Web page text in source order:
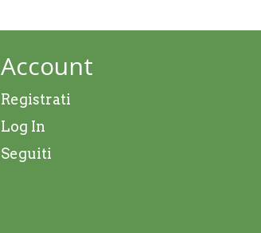
Account
Registrati
Log In
Seguiti